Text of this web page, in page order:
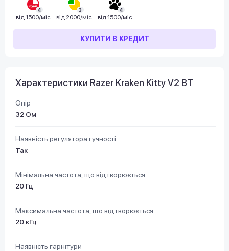
4
від 1500/міс
3
від 2000/міс
4
від 1500/міс
КУПИТИ В КРЕДИТ
Характеристики Razer Kraken Kitty V2 BT
Опір
32 Ом
Наявність регулятора гучності
Так
Мінімальна частота, що відтворюється
20 Гц
Максимальна частота, що відтворюється
20 кГц
Наявність гарнітури